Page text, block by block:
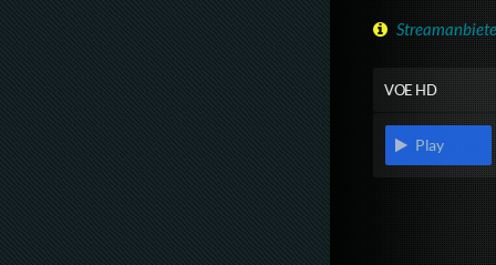
VOE HD
Play